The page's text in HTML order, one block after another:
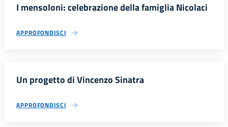
I mensoloni: celebrazione della famiglia Nicolaci
APPROFONDISCI
Un progetto di Vincenzo Sinatra
APPROFONDISCI